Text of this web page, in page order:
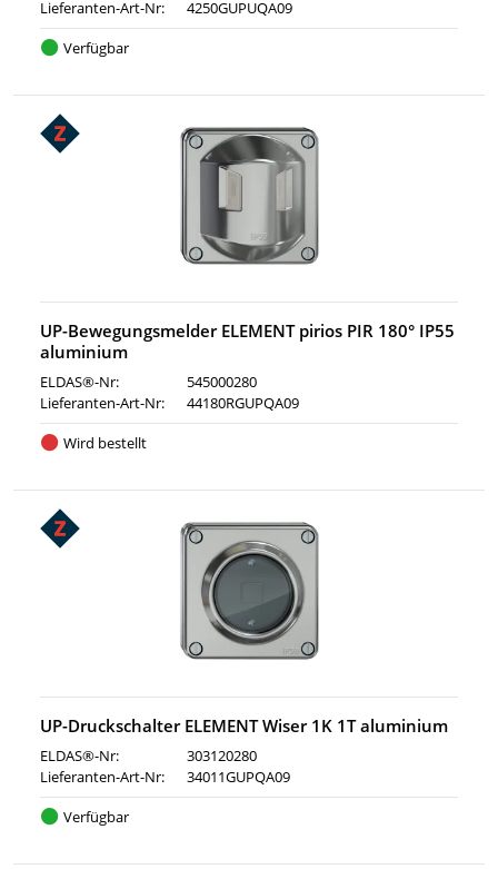
Lieferanten-Art-Nr:
4250GUPUQA09
Verfügbar
UP-Bewegungsmelder ELEMENT pirios PIR 180° IP55
aluminium
ELDAS®-Nr:
545000280
Lieferanten-Art-Nr:
44180RGUPQA09
Wird bestellt
UP-Druckschalter ELEMENT Wiser 1K 1T aluminium
ELDAS®-Nr:
303120280
Lieferanten-Art-Nr:
34011GUPQA09
Verfügbar